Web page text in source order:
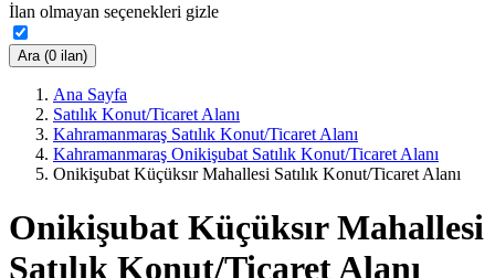
İlan olmayan seçenekleri gizle
Ara (0 ilan)
Ana Sayfa
Satılık Konut/Ticaret Alanı
Kahramanmaraş Satılık Konut/Ticaret Alanı
Kahramanmaraş Onikişubat Satılık Konut/Ticaret Alanı
Onikişubat Küçüksır Mahallesi Satılık Konut/Ticaret Alanı
Onikişubat Küçüksır Mahallesi
Satılık Konut/Ticaret Alanı